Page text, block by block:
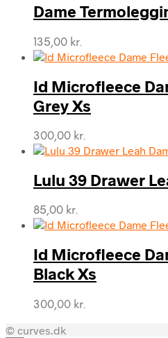
Dame
135,00 kr.
Id Microfleece
Grey Xs
300,00 kr.
Lulu 39 Drawer
85,00 kr.
Id Microfleece
Black Xs
300,00 kr.
© curves.dk